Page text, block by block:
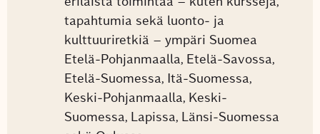
tapahtumia sekä luonto- ja
kulttuuriretkiä – ympäri Suomea
Etelä-Pohjanmaalla, Etelä-Savossa,
Etelä-Suomessa, Itä-Suomessa,
Keski-Pohjanmaalla, Keski-
Suomessa, Lapissa, Länsi-Suomessa